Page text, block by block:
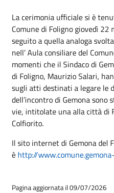
La cerimonia ufficiale si è
Comune di Foligno giovedì
seguito a quella analoga
nell’ Aula consiliare del
momenti che il Sindaco di
di Foligno, Maurizio Salari,
sugli atti destinati a legare le
dell’incontro di Gemona
vie, intitolate una alla città di
Colfiorito.
Il sito internet di Gemona del
è http://
Pagina aggiornata il 09/07/2026